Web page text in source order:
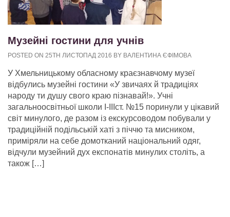
Музейні гостини для учнів
POSTED ON 25TH ЛИСТОПАД 2016 BY ВАЛЕНТИНА ЄФІМОВА
У Хмельницькому обласному краєзнавчому музеї
відбулись музейні гостини «У звичаях й традиціях
народу ти душу свого краю пізнавай!». Учні
загальноосвітньої школи І-ІІІст. №15 поринули у цікавий
світ минулого, де разом із екскурсоводом побували у
традиційній подільській хаті з піччю та мисником,
приміряли на себе домотканий національний одяг,
відчули музейний дух експонатів минулих століть, а
також […]